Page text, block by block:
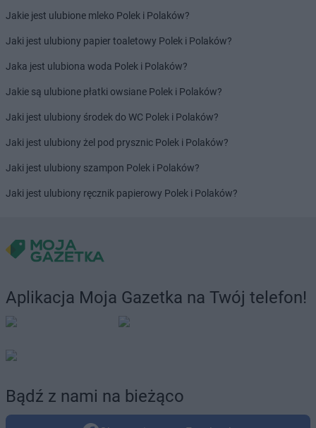
Jakie jest ulubione mleko Polek i Polaków?
Jaki jest ulubiony papier toaletowy Polek i Polaków?
Jaka jest ulubiona woda Polek i Polaków?
Jakie są ulubione płatki owsiane Polek i Polaków?
Jaki jest ulubiony środek do WC Polek i Polaków?
Jaki jest ulubiony żel pod prysznic Polek i Polaków?
Jaki jest ulubiony szampon Polek i Polaków?
Jaki jest ulubiony ręcznik papierowy Polek i Polaków?
Aplikacja Moja Gazetka na Twój telefon!
Bądź z nami na bieżąco